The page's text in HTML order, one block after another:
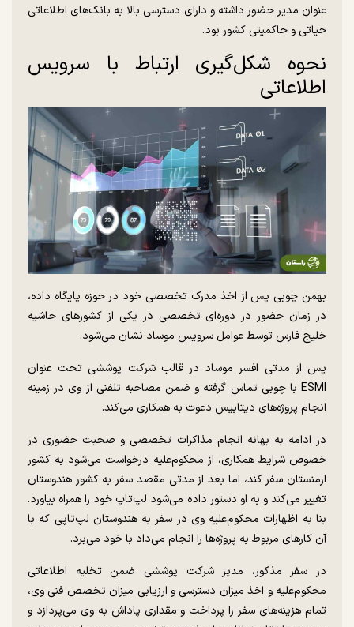
عنوان مدیر حضور داشته و دارای دسترسی بالا به بانک‌های اطلاعاتی
حیاتی و حاکمیتی کشور بود.
نحوه شکل‌گیری ارتباط با سرویس
اطلاعاتی
بهمن چوبی پس از اخذ مدرک تخصصی خود در حوزه پایگاه داده،
در زمان حضور در دوره‌ای تخصصی در یکی از کشور‌های حاشیه
خلیج فارس توسط عوامل سرویس موساد نشان می‌شود.
پس از مدتی افسر موساد در قالب شرکت پوششی تحت عنوان
ESMI با چوبی تماس گرفته و ضمن مصاحبه تلفنی از وی در زمینه
انجام پروژه‌های دیتابیس دعوت به همکاری می‌کند.
در ادامه به بهانه انجام مذاکرات تخصصی و صحبت حضوری در
خصوص شرایط همکاری، از محکوم‌علیه درخواست می‌شود به کشور
ارمنستان سفر کند، اما بعد از مدتی مقصد سفر به کشور هندوستان
تغییر می‌کند و به او دستور داده می‌شود لپ‌تاپ خود را همراه بیاورد.
بنا به اظهارات محکوم‌علیه وی در سفر به هندوستان لپ‌تاپی که با
آن کار‌های مربوط به پروژه‌ها را انجام می‌داد با خود می‌برد.
در سفر مذکور، مدیر شرکت پوششی ضمن تخلیه اطلاعاتی
محکوم‌علیه و اخذ میزان دسترسی و ارزیابی میزان تخصص فنی وی،
تمام هزینه‌های سفر را پرداخت و مقداری پاداش به وی می‌پردازد و